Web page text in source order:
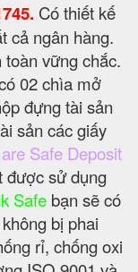
Có thiết kế
cả ngân hàng.
vững chắc.
02 chìa mở
đựng tài sản
sản các giấy
Safe Deposit
được sử dụng
Safe bạn sẽ có
bị phai
rỉ, chống oxi